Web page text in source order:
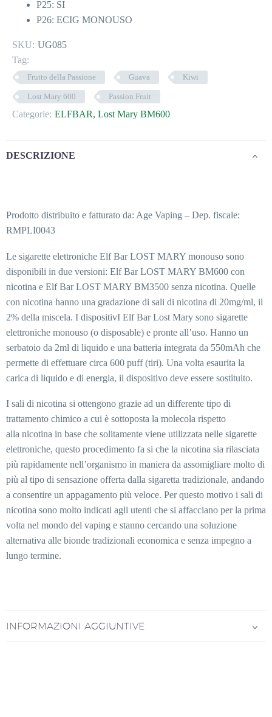
P25: SI
P26: ECIG MONOUSO
SKU: UG085
Tag:
Frutto della Passione Guava Kiwi
Lost Mary 600 Passion Fruit
Categorie: ELFBAR, Lost Mary BM600
DESCRIZIONE
Prodotto distribuito e fatturato da: Age Vaping – Dep. fiscale:
RMPLI0043
Le sigarette elettroniche Elf Bar LOST MARY monouso sono
disponibili in due versioni: Elf Bar LOST MARY BM600 con
nicotina e Elf Bar LOST MARY BM3500 senza nicotina. Quelle
con nicotina hanno una gradazione di sali di nicotina di 20mg/ml, il
2% della miscela. I dispositivI Elf Bar Lost Mary sono sigarette
elettroniche monouso (o disposable) e pronte all’uso. Hanno un
serbatoio da 2ml di liquido e una batteria integrata da 550mAh che
permette di effettuare circa 600 puff (tiri). Una volta esaurita la
carica di liquido e di energia, il dispositivo deve essere sostituito.
I sali di nicotina si ottengono grazie ad un differente tipo di
trattamento chimico a cui è sottoposta la molecola rispetto
alla nicotina in base che solitamente viene utilizzata nelle sigarette
elettroniche, questo procedimento fa si che la nicotina sia rilasciata
più rapidamente nell’organismo in maniera da assomigliare molto di
più al tipo di sensazione offerta dalla sigaretta tradizionale, andando
a consentire un appagamento più veloce. Per questo motivo i sali di
nicotina sono molto indicati agli utenti che si affacciano per la prima
volta nel mondo del vaping e stanno cercando una soluzione
alternativa alle bionde tradizionali economica e senza impegno a
lungo termine.
INFORMAZIONI AGGIUNTIVE